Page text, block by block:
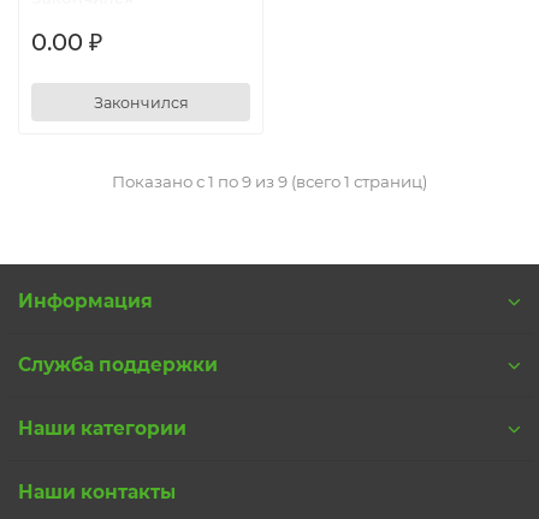
0.00 ₽
Закончился
Показано с 1 по 9 из 9 (всего 1 страниц)
Информация
Служба поддержки
Наши категории
Наши контакты